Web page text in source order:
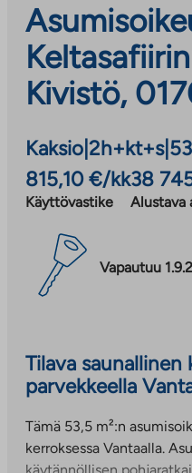
Kivistö,
Kaksio 2h+kt+s|
815,10 €/kk
Käyttövastike
38
Alustava
Vapautuu
Tilava saunallinen
parvekkeella
Tämä 53,5 m²:n
kerroksessa Vantaalla.